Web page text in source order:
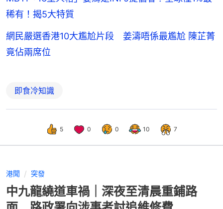
稀有！揭5大特質
網民嚴選香港10大尷尬片段 姜濤唔係最尷尬 陳芷菁
竟佔兩席位
即食冷知識
5 0 0 10 7
港聞 突發
中九龍繞道車禍｜深夜至清晨重鋪路